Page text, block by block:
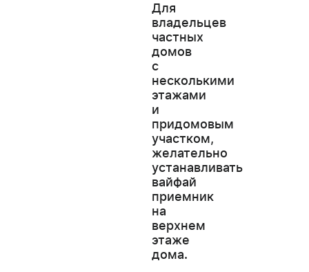
Для
владельцев
частных
домов
с
несколькими
этажами
и
придомовым
участком,
желательно
устанавливать
вайфай
приемник
на
верхнем
этаже
дома.